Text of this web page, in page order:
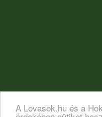
A Lovasok.hu és a